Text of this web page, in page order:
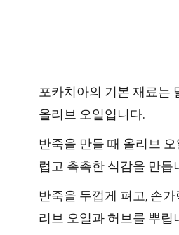
포카치아의 기본 재료는
올리브 오일입니다.
반죽을 만들 때 올리브
럽고 촉촉한 식감을 만듭
반죽을 두껍게 펴고, 손
리브 오일과 허브를 뿌립